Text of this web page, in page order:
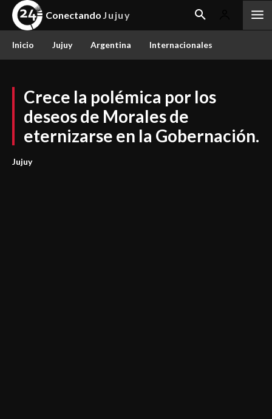
Conectando Jujuy
Inicio Jujuy Argentina Internacionales
Crece la polémica por los
deseos de Morales de
eternizarse en la Gobernación.
Jujuy